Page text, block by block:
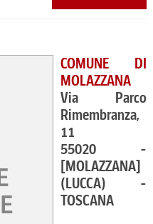
COMUNE DI
MOLAZZANA
Via Parco
Rimembranza,
11
55020 -
[MOLAZZANA]
(LUCCA) -
TOSCANA